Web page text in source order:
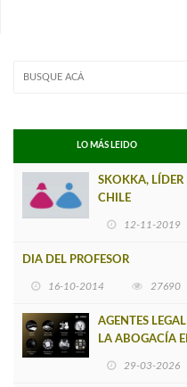
LO MÁS LEIDO
SKOKKA, LÍDER
CHILE
12-11-2019
DIA DEL PROFESOR
16-10-2014 27690
AGENTES
LA ABOGACÍA
29-03-2026